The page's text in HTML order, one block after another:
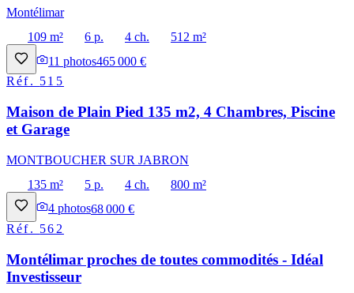
Montélimar
109 m²
6 p. 4 ch.
512 m²
11 photos465 000 €
Réf. 515
Maison de Plain Pied 135 m2, 4 Chambres, Piscine
et Garage
MONTBOUCHER SUR JABRON
135 m²
5 p. 4 ch.
800 m²
4 photos68 000 €
Réf. 562
Montélimar proches de toutes commodités - Idéal
Investisseur